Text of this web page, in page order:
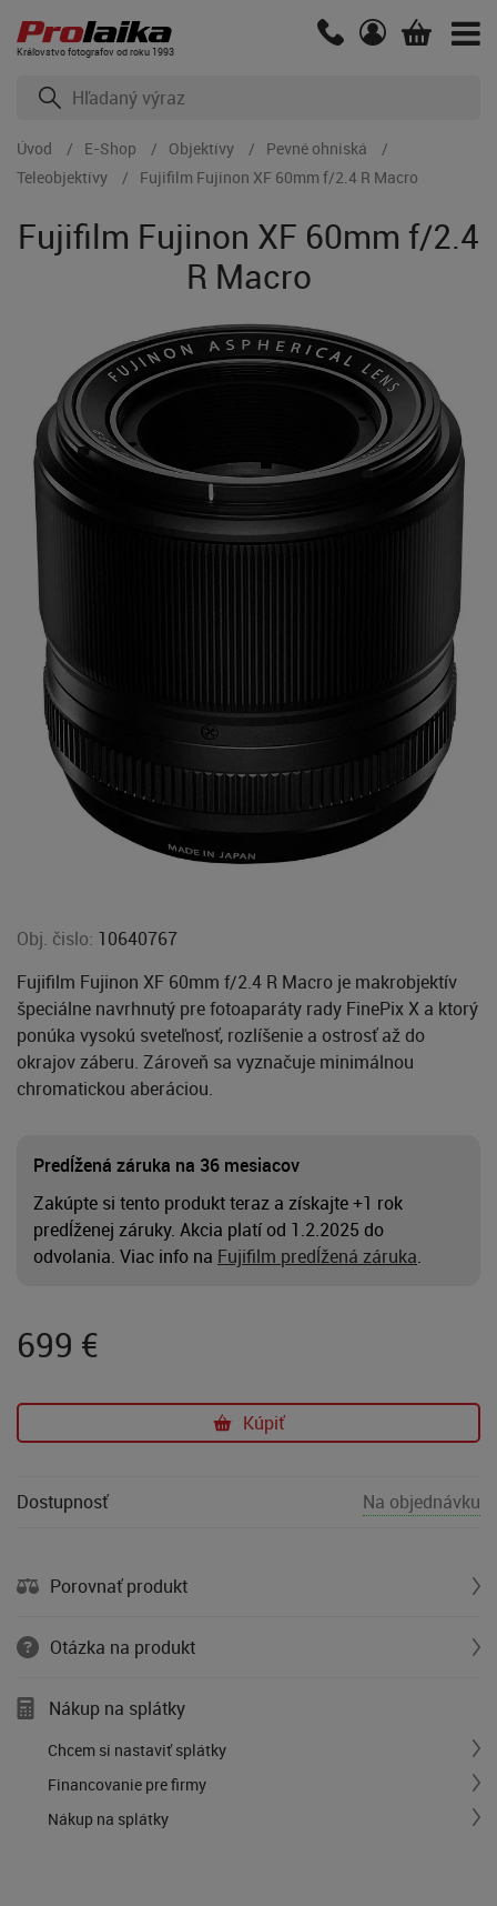
Kráľovstvo fotografov od roku 1993
Úvod E-Shop Objektívy
Pevné ohniská
Teleobjektívy
Fujifilm Fujinon XF 60mm f/2.4 R Macro
Fujifilm Fujinon XF 60mm f/2.4
R Macro
Obj. čislo: 10640767
Fujifilm Fujinon XF 60mm f/2.4 R Macro je makrobjektív
špeciálne navrhnutý pre fotoaparáty rady FinePix X a ktorý
ponúka vysokú sveteľnosť, rozlíšenie a ostrosť až do
okrajov záberu. Zároveň sa vyznačuje minimálnou
chromatickou aberáciou.
Predĺžená záruka na 36 mesiacov
Zakúpte si tento produkt teraz a získajte +1 rok
predĺženej záruky. Akcia platí od 1.2.2025 do
odvolania. Viac info na Fujifilm predĺžená záruka.
699 €
Kúpiť
Dostupnosť Na objednávku
Porovnať produkt
Otázka na produkt
Nákup na splátky
Chcem si nastaviť splátky
Financovanie pre firmy
Nákup na splátky